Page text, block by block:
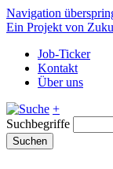
Navigation
Ein Projekt von
Job-Ticker
Kontakt
Über uns
+
Suchbegriffe
Suchen